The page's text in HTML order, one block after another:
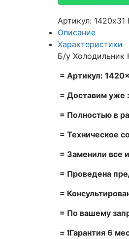
Артикул: 1420x31
Описание
Характеристики
Б/у Холодильник
= Артикул:
= Доставим уже
= Полностью в
= Техническое
= Заменили все
= Проведена
=
= По вашему
= ❗Гарантия 6